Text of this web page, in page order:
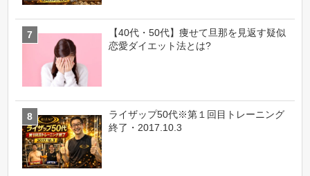
【40代・50代】痩せて旦那を見返す疑似
恋愛ダイエット法とは?
ライザップ50代※第１回目トレーニング
終了・2017.10.3